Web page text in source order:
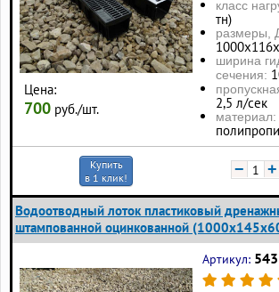
Цена:
700 руб./шт.
класс
тн)
размеры,
ширина
сечения:
2,5 л/сек
материал:
Купить
в 1 клик!
− +
Водоотводный лоток пластиковый
штампованной оцинкованной
Артикул: 543